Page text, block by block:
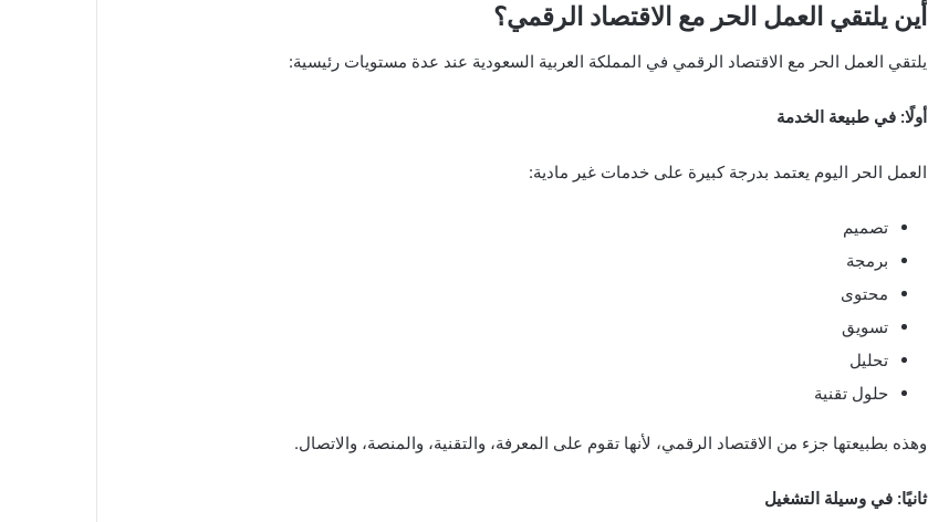
أين يلتقي العمل الحر مع الاقتصاد الرقمي؟
يلتقي العمل الحر مع الاقتصاد الرقمي في المملكة العربية السعودية عند عدة مستويات رئيسية:
أولًا: في طبيعة الخدمة
العمل الحر اليوم يعتمد بدرجة كبيرة على خدمات غير مادية:
تصميم
برمجة
محتوى
تسويق
تحليل
حلول تقنية
وهذه بطبيعتها جزء من الاقتصاد الرقمي، لأنها تقوم على المعرفة، والتقنية، والمنصة، والاتصال.
ثانيًا: في وسيلة التشغيل